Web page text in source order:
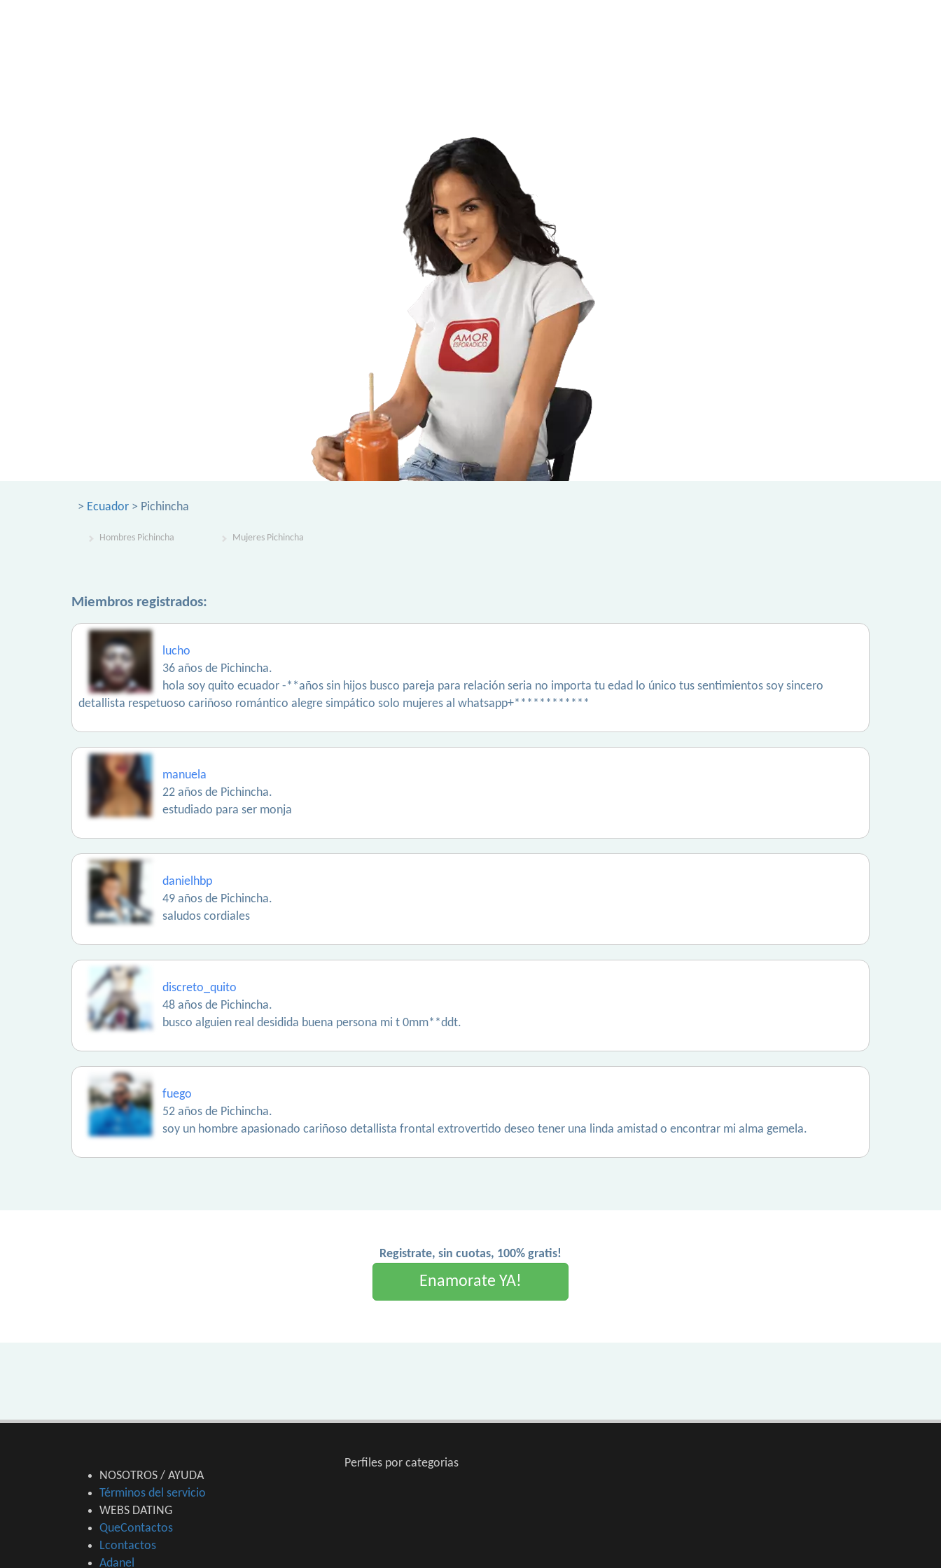
> Ecuador > Pichincha
Hombres Pichincha Mujeres Pichincha
Miembros registrados:
lucho
36 años de Pichincha.
hola soy quito ecuador -**años sin hijos busco pareja para relación seria no importa tu edad lo único tus sentimientos soy sincero
detallista respetuoso cariñoso romántico alegre simpático solo mujeres al whatsapp+************
manuela
22 años de Pichincha.
estudiado para ser monja
danielhbp
49 años de Pichincha.
saludos cordiales
discreto_quito
48 años de Pichincha.
busco alguien real desidida buena persona mi t 0mm**ddt.
fuego
52 años de Pichincha.
soy un hombre apasionado cariñoso detallista frontal extrovertido deseo tener una linda amistad o encontrar mi alma gemela.
Registrate, sin cuotas, 100% gratis!
Enamorate YA!
NOSOTROS / AYUDA
Términos del servicio
WEBS DATING
QueContactos
Lcontactos
Adanel
Perfiles por categorias